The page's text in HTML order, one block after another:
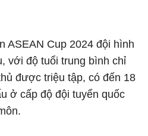
ASEAN Cup 2024 đội hình
với độ tuổi trung bình chỉ
được triệu tập, có đến 18
ở cấp độ đội tuyển quốc